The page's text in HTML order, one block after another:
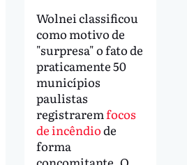
Wolnei classificou
como motivo de
"surpresa" o fato de
praticamente 50
municípios
paulistas
registrarem focos
de incêndiode
forma